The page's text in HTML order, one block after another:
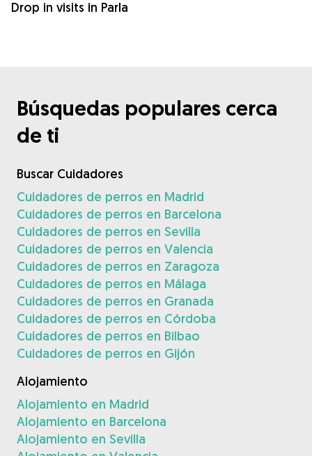
Drop in visits in Parla
Búsquedas populares cerca
de ti
Buscar Cuidadores
Cuidadores de perros en Madrid
Cuidadores de perros en Barcelona
Cuidadores de perros en Sevilla
Cuidadores de perros en Valencia
Cuidadores de perros en Zaragoza
Cuidadores de perros en Málaga
Cuidadores de perros en Granada
Cuidadores de perros en Córdoba
Cuidadores de perros en Bilbao
Cuidadores de perros en Gijón
Alojamiento
Alojamiento en Madrid
Alojamiento en Barcelona
Alojamiento en Sevilla